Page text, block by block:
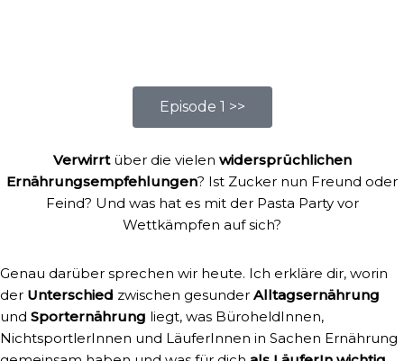
Episode 1 >>
Verwirrtüber die vielen widersprüchlichen
Ernährungsempfehlungen? Ist Zucker nun Freund oder
Feind? Und was hat es mit der Pasta Party vor
Wettkämpfen auf sich?
Genau darüber sprechen wir heute. Ich erkläre dir, worin
der Unterschied zwischen gesunder Alltagsernährung
und Sporternährung liegt, was BüroheldInnen,
NichtsportlerInnen und LäuferInnen in Sachen Ernährung